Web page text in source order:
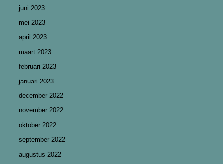
juni 2023
mei 2023
april 2023
maart 2023
februari 2023
januari 2023
december 2022
november 2022
oktober 2022
september 2022
augustus 2022